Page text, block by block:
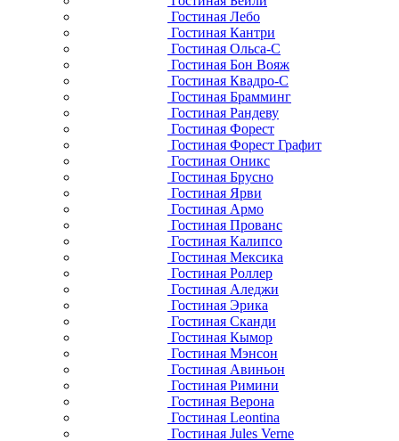
Гостиная Лебо
Гостиная Кантри
Гостиная Ольса-С
Гостиная Бон Вояж
Гостиная Квадро-С
Гостиная Брамминг
Гостиная Рандеву
Гостиная Форест
Гостиная Форест Графит
Гостиная Оникс
Гостиная Брусно
Гостиная Ярви
Гостиная Армо
Гостиная Прованс
Гостиная Калипсо
Гостиная Мексика
Гостиная Роллер
Гостиная Аледжи
Гостиная Эрика
Гостиная Сканди
Гостиная Кымор
Гостиная Мэнсон
Гостиная Авиньон
Гостиная Римини
Гостиная Верона
Гостиная Leontina
Гостиная Jules Verne